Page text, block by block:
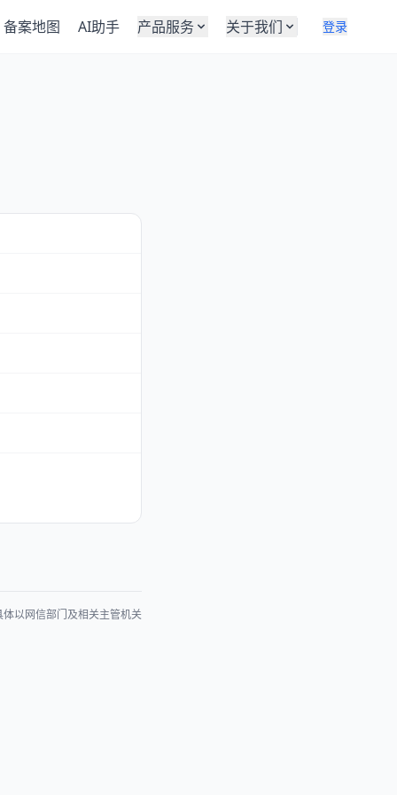
备案地图 AI助手 产品服务 关于我们 登录
以网信部门及相关主管机关